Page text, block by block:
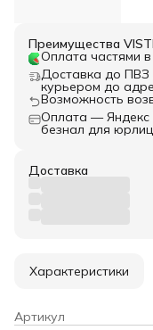
Преимущества
Оплата частями
Доставка до ПВЗ
курьером до
Возможность
Оплата — Яндекс
безнал для
Доставка
Характеристики
Артикул